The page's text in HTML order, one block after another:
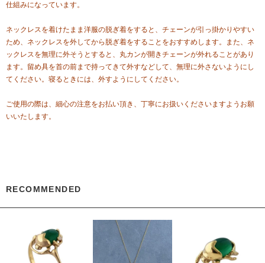
仕組みになっています。
ネックレスを着けたまま洋服の脱ぎ着をすると、チェーンが引っ掛かりやすい
ため、ネックレスを外してから脱ぎ着をすることをおすすめします。また、ネ
ックレスを無理に外そうとすると、丸カンが開きチェーンが外れることがあり
ます。留め具を首の前まで持ってきて外すなどして、無理に外さないようにし
てください。寝るときには、外すようにしてください。
ご使用の際は、細心の注意をお払い頂き、丁寧にお扱いくださいますようお願
いいたします。
RECOMMENDED